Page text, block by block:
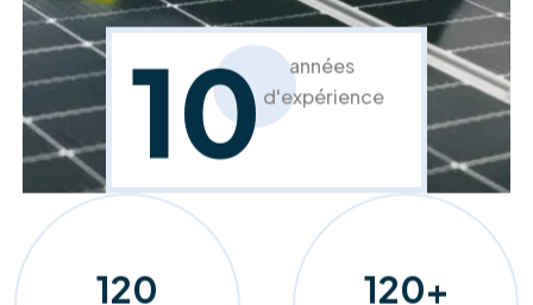
À propos de RM Solutions Group
Votre partenaire expert pour une
transition énergétique réussie et
durable.
Chez RM Solutions Group, nous ne nous contentons pas
d'installer des équipements, nous optimisons votre
confort. Grâce à nos audits précis et nos solutions sur